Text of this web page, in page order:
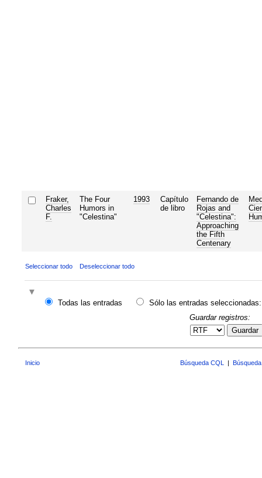
Fraker,
Charles
F.
The Four
Humors in
"Celestina"
1993
Capítulo
de libro
Fernando de
Rojas and
"Celestina":
Approaching
the Fifth
Centenary
Seleccionar todo Deseleccionar todo
Todas las entradas
Sólo las entradas seleccionadas:
Guardar registros:
Guardar
Inicio Búsqueda CQL